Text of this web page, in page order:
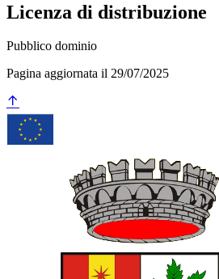
Licenza di distribuzione
Pubblico dominio
Pagina aggiornata il 29/07/2025